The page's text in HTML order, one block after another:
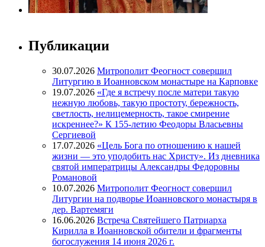
Публикации
30.07.2026 Митрополит Феогност совершил
Литургию в Иоанновском монастыре на Карповке
19.07.2026 «Где я встречу после матери такую
нежную любовь, такую простоту, бережность,
светлость, нелицемерность, такое смирение
искреннее?» К 155-летию Феодоры Власьевны
Сергиевой
17.07.2026 «Цель Бога по отношению к нашей
жизни — это уподобить нас Христу». Из дневника
святой императрицы Александры Федоровны
Романовой
10.07.2026 Митрополит Феогност совершил
Литургии на подворье Иоанновского монастыря в
дер. Вартемяги
16.06.2026 Встреча Святейшего Патриарха
Кирилла в Иоанновской обители и фрагменты
богослужения 14 июня 2026 г.